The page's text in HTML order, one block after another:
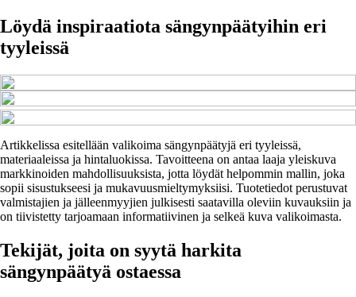
Löydä inspiraatiota sängynpäätyihin eri
tyyleissä
Artikkelissa esitellään valikoima sängynpäätyjä eri tyyleissä,
materiaaleissa ja hintaluokissa. Tavoitteena on antaa laaja yleiskuva
markkinoiden mahdollisuuksista, jotta löydät helpommin mallin, joka
sopii sisustukseesi ja mukavuusmieltymyksiisi. Tuotetiedot perustuvat
valmistajien ja jälleenmyyjien julkisesti saatavilla oleviin kuvauksiin ja
on tiivistetty tarjoamaan informatiivinen ja selkeä kuva valikoimasta.
Tekijät, joita on syytä harkita
sängynpäätyä ostaessa